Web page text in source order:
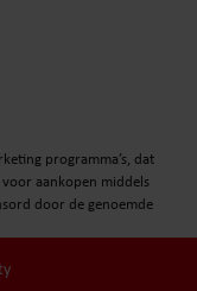
programma’s, dat
aankopen middels
door de genoemde